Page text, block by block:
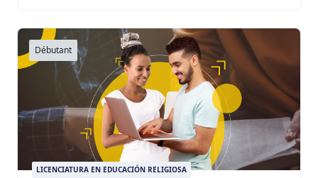
Débutant
LICENCIATURA EN EDUCACIÓN RELIGIOSA